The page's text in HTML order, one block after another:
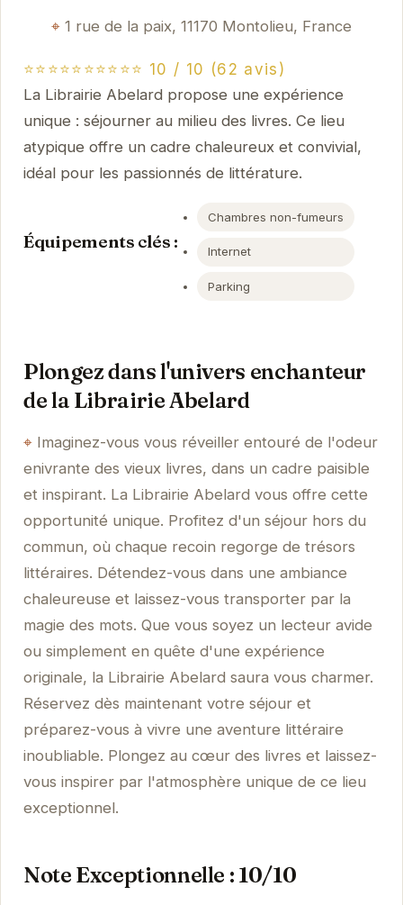
1 rue de la paix, 11170 Montolieu, France
⭐⭐⭐⭐⭐⭐⭐⭐⭐⭐ 10 / 10 (62 avis)
La Librairie Abelard propose une expérience
unique : séjourner au milieu des livres. Ce lieu
atypique offre un cadre chaleureux et convivial,
idéal pour les passionnés de littérature.
Équipements clés :
Chambres non-fumeurs
Internet
Parking
Plongez dans l'univers enchanteur
de la Librairie Abelard
Imaginez-vous vous réveiller entouré de l'odeur
enivrante des vieux livres, dans un cadre paisible
et inspirant. La Librairie Abelard vous offre cette
opportunité unique. Profitez d'un séjour hors du
commun, où chaque recoin regorge de trésors
littéraires. Détendez-vous dans une ambiance
chaleureuse et laissez-vous transporter par la
magie des mots. Que vous soyez un lecteur avide
ou simplement en quête d'une expérience
originale, la Librairie Abelard saura vous charmer.
Réservez dès maintenant votre séjour et
préparez-vous à vivre une aventure littéraire
inoubliable. Plongez au cœur des livres et laissez-
vous inspirer par l'atmosphère unique de ce lieu
exceptionnel.
Note Exceptionnelle : 10/10